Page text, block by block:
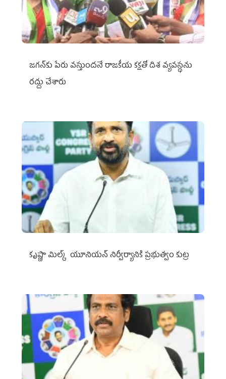
జగన్‌కు పేరు వస్తుందనే రాజకీయ కక్షతో దిశ వ్య‌వ‌స్థ‌ను
రద్దు చేశారు
కృష్ణా మిల్క్‌ యూనియన్‌ నిర్వీర్యానికి ప్రభుత్వం కుట్ర